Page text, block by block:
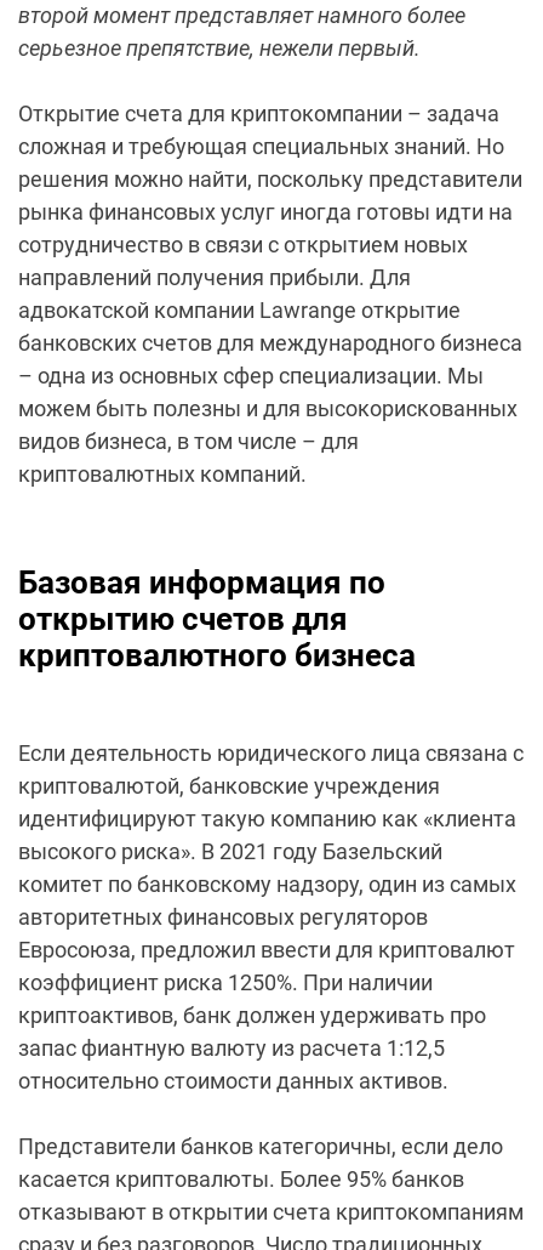
второй момент представляет намного более
серьезное препятствие, нежели первый.
Открытие счета для криптокомпании – задача
сложная и требующая специальных знаний. Но
решения можно найти, поскольку представители
рынка финансовых услуг иногда готовы идти на
сотрудничество в связи с открытием новых
направлений получения прибыли. Для
адвокатской компании Lawrange открытие
банковских счетов для международного бизнеса
– одна из основных сфер специализации. Мы
можем быть полезны и для высокорискованных
видов бизнеса, в том числе – для
криптовалютных компаний.
Базовая информация по
открытию счетов для
криптовалютного бизнеса
Если деятельность юридического лица связана с
криптовалютой, банковские учреждения
идентифицируют такую компанию как «клиента
высокого риска». В 2021 году Базельский
комитет по банковскому надзору, один из самых
авторитетных финансовых регуляторов
Евросоюза, предложил ввести для криптовалют
коэффициент риска 1250%. При наличии
криптоактивов, банк должен удерживать про
запас фиантную валюту из расчета 1:12,5
относительно стоимости данных активов.
Представители банков категоричны, если дело
касается криптовалюты. Более 95% банков
отказывают в открытии счета криптокомпаниям
сразу и без разговоров. Число традиционных